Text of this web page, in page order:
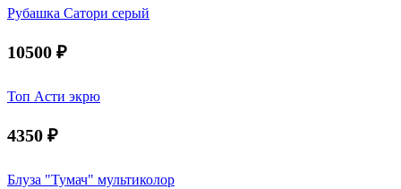
Рубашка Сатори серый
10500 ₽
Топ Асти экрю
4350 ₽
Блуза "Тумач" мультиколор